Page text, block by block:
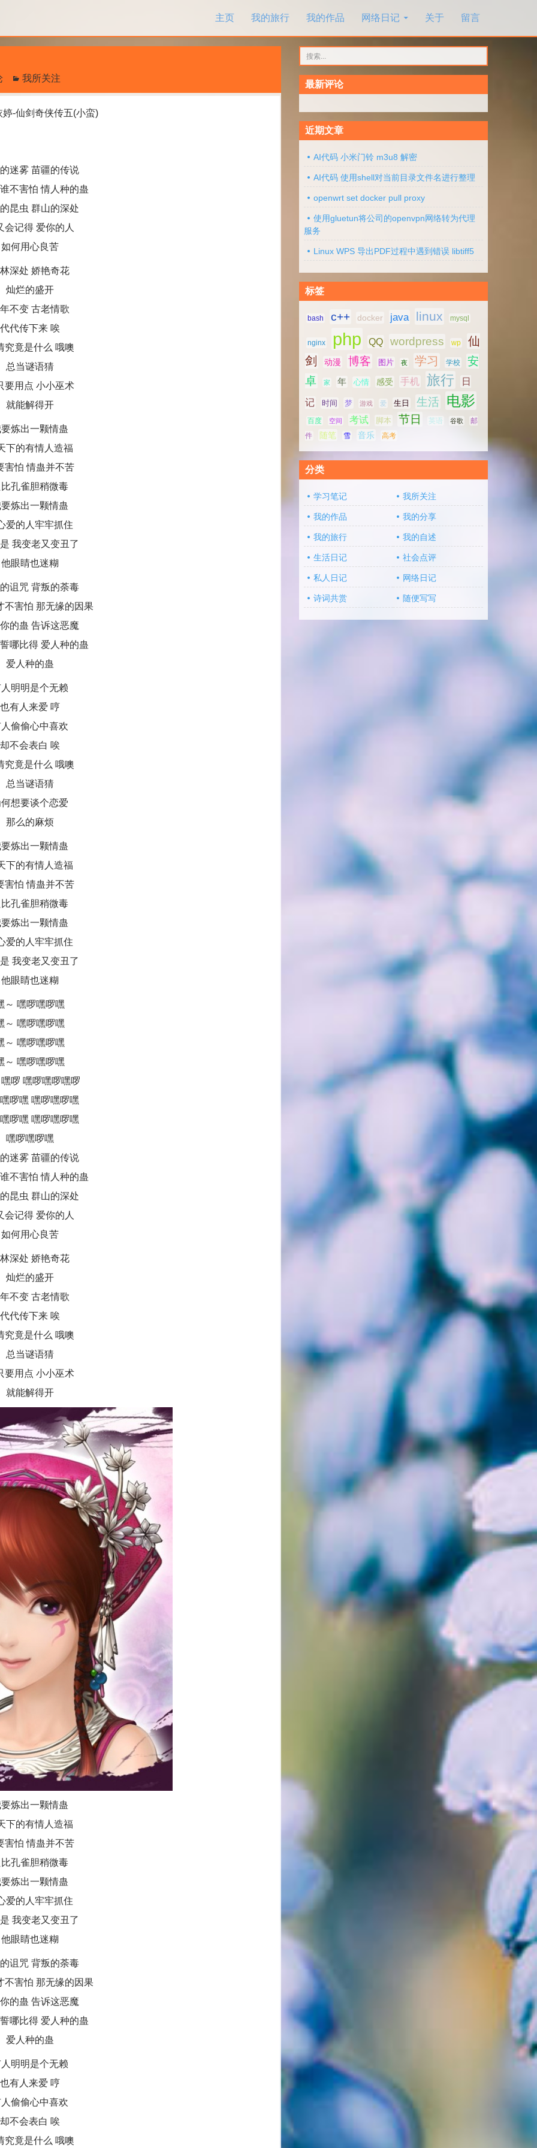
主页
我的旅行 我的作品 网络日记 关于 留言
我所关注
婷-仙剑奇侠传五(小蛮)
迷雾 苗疆的传说
不害怕 情人种的蛊
昆虫 群山的深处
会记得 爱你的人
如何用心良苦
深处 娇艳奇花
灿烂的盛开
不变 古老情歌
代代传下来 唉
究竟是什么 哦噢
总当谜语猜
要用点 小小巫术
就能解得开
炼出一颗情蛊
下的有情人造福
害怕 情蛊并不苦
孔雀胆稍微毒
炼出一颗情蛊
爱的人牢牢抓住
我变老又变丑了
他眼睛也迷糊
诅咒 背叛的荼毒
不害怕 那无缘的因果
的蛊 告诉这恶魔
哪比得 爱人种的蛊
爱人种的蛊
明明是个无赖
也有人来爱 哼
偷偷心中喜欢
却不会表白 唉
究竟是什么 哦噢
总当谜语猜
想要谈个恋爱
那么的麻烦
炼出一颗情蛊
下的有情人造福
害怕 情蛊并不苦
孔雀胆稍微毒
炼出一颗情蛊
爱的人牢牢抓住
我变老又变丑了
他眼睛也迷糊
～ 嘿啰嘿啰嘿
～ 嘿啰嘿啰嘿
～ 嘿啰嘿啰嘿
～ 嘿啰嘿啰嘿
啰 嘿啰嘿啰嘿啰
啰嘿 嘿啰嘿啰嘿
啰嘿 嘿啰嘿啰嘿
嘿啰嘿啰嘿
迷雾 苗疆的传说
不害怕 情人种的蛊
昆虫 群山的深处
会记得 爱你的人
如何用心良苦
深处 娇艳奇花
灿烂的盛开
不变 古老情歌
代代传下来 唉
究竟是什么 哦噢
总当谜语猜
要用点 小小巫术
就能解得开
炼出一颗情蛊
下的有情人造福
害怕 情蛊并不苦
孔雀胆稍微毒
炼出一颗情蛊
爱的人牢牢抓住
我变老又变丑了
他眼睛也迷糊
诅咒 背叛的荼毒
不害怕 那无缘的因果
的蛊 告诉这恶魔
哪比得 爱人种的蛊
爱人种的蛊
明明是个无赖
也有人来爱 哼
偷偷心中喜欢
却不会表白 唉
究竟是什么 哦噢
索：
最新评论
近期文章
AI代码 小米门铃 m3u8 解密
AI代码 使用shell对当前目录文件名进行整理
openwrt set docker pull proxy
使用gluetun将公司的openvpn网络转为代理
服务
Linux WPS 导出PDF过程中遇到错误 libtiff5
标签
bash c++ docker java linux mysql
nginx php QQ wordpress wp
仙
剑
动漫 博客 图片 夜 学习 学校
安
卓
家 年 心情 感受 手机 旅行 日
记 时间 梦 游戏 爱 生日 生活 电影
百度 空间 考试 脚本 节日 英语 谷歌 邮
件 随笔 雪 音乐 高考
分类
学习笔记 我所关注
我的作品 我的分享
我的旅行 我的自述
生活日记 社会点评
私人日记 网络日记
诗词共赏 随便写写